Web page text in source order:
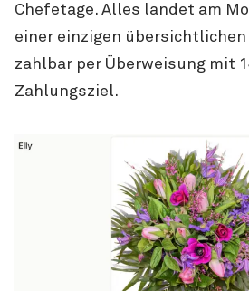
Chefetage. Alles landet am
einer einzigen übersichtlichen
zahlbar per Überweisung mit
Zahlungsziel.